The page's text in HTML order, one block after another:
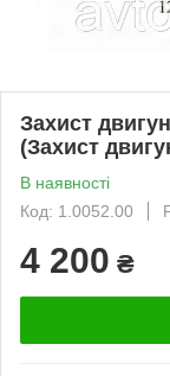
Захист
(Захист
В наявності
Код: 1.0052.00
4 200 ₴